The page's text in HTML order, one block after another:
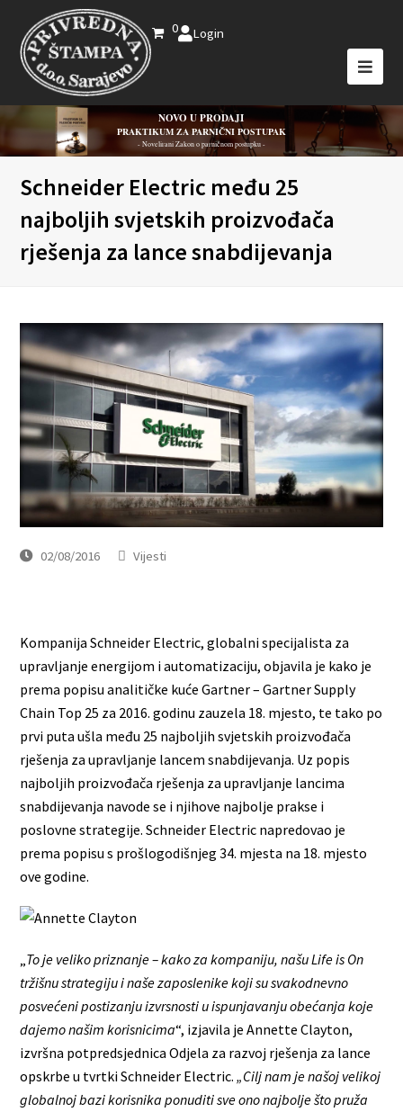
0 Login
NOVO U PRODAJI
PRAKTIKUM ZA PARNIČNI POSTUPAK
- Novelirani Zakon o parničnom postupku -
Schneider Electric među 25
najboljih svjetskih proizvođača
rješenja za lance snabdijevanja
02/08/2016 Vijesti
Kompanija Schneider Electric, globalni specijalista za
upravljanje energijom i automatizaciju, objavila je kako je
prema popisu analitičke kuće Gartner – Gartner Supply
Chain Top 25 za 2016. godinu zauzela 18. mjesto, te tako po
prvi puta ušla među 25 najboljih svjetskih proizvođača
rješenja za upravljanje lancem snabdijevanja. Uz popis
najboljih proizvođača rješenja za upravljanje lancima
snabdijevanja navode se i njihove najbolje prakse i
poslovne strategije. Schneider Electric napredovao je
prema popisu s prošlogodišnjeg 34. mjesta na 18. mjesto
ove godine.
To je veliko priznanje – kako za kompaniju, našu Life is On
tržišnu strategiju i naše zaposlenike koji su svakodnevno
posvećeni postizanju izvrsnosti u ispunjavanju obećanja koje
dajemo našim korisnicima“, izjavila je Annette Clayton,
izvršna potpredsjednica Odjela za razvoj rješenja za lance
opskrbe u tvrtki Schneider Electric.„Cilj nam je našoj velikoj
globalnoj bazi korisnika ponuditi sve ono najbolje što pruža